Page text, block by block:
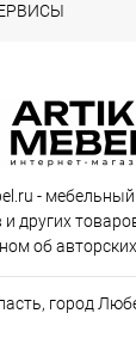
- мебельный
и других
об
город